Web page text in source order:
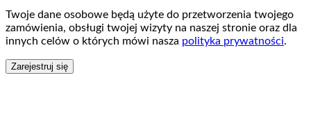
Twoje dane osobowe będą użyte do przetworzenia twojego
zamówienia, obsługi twojej wizyty na naszej stronie oraz dla
innych celów o których mówi nasza polityka prywatności.
Zarejestruj się